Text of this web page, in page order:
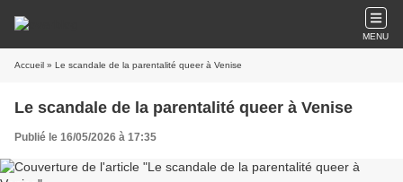
MENU
Accueil » Le scandale de la parentalité queer à Venise
Le scandale de la parentalité queer à Venise
Publié le 16/05/2026 à 17:35